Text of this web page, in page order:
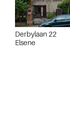
Derbylaan 22
Elsene